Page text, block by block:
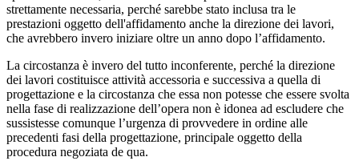
strettamente necessaria, perché sarebbe stato inclusa tra le
prestazioni oggetto dell'affidamento anche la direzione dei lavori,
che avrebbero invero iniziare oltre un anno dopo l’affidamento.
La circostanza è invero del tutto inconferente, perché la direzione
dei lavori costituisce attività accessoria e successiva a quella di
progettazione e la circostanza che essa non potesse che essere svolta
nella fase di realizzazione dell’opera non è idonea ad escludere che
sussistesse comunque l’urgenza di provvedere in ordine alle
precedenti fasi della progettazione, principale oggetto della
procedura negoziata de qua.